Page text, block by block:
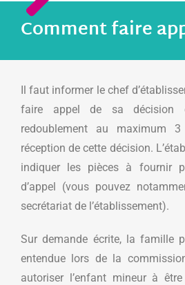
Comment faire
Il faut informer le chef
faire appel de sa décision
redoublement au maximum
réception de cette décision.
indiquer les pièces à fournir
d’appel (vous pouvez
secrétariat de l’établissement).
Sur demande écrite, la famille
entendue lors de la
autoriser l’enfant mineur à